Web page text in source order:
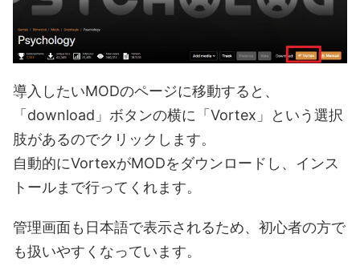
導入したいMODのページに移動すると、
「download」ボタンの横に「Vortex」という選択
肢があるのでクリックします。
自動的にVortexがMODをダウンロードし、インス
トールまで行ってくれます。
管理画面も日本語で表示されるため、初心者の方で
も扱いやすくなっています。